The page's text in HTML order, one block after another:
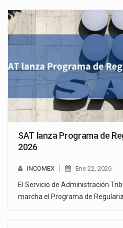
SAT lanza Programa de
2026
INCOMEX Ene 22, 2026
El Servicio de Administración
marcha el Programa de